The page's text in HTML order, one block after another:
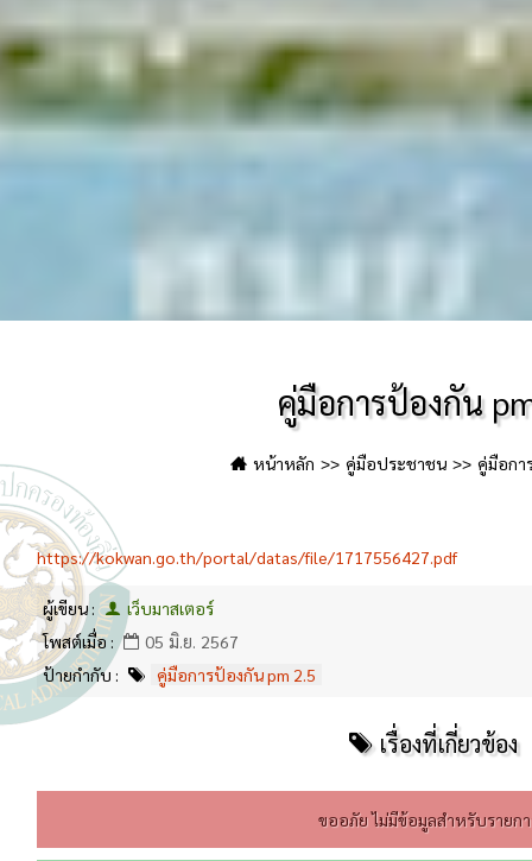
คู่มือการป้องกัน
หน้าหลัก คู่มือประชาชน คู่มือกา
https://kokwan.go.th/portal/datas/file/1717556427.pdf
ผู้เขียน :
เว็บมาสเตอร์
โพสต์เมื่อ :
05 มิ.ย. 2567
ป้ายกำกับ :
คู่มือการป้องกัน pm 2.5
เรื่องที่เกี่ยวข้อง
ขออภัย ไม่มีข้อมูลสำหรับรายก